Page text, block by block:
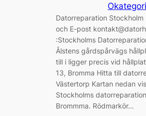
Datorreparation
och E-post
:Stockholms
Ålstens gårdspårvägs
till i ligger precis vid
13, Bromma Hitta till
Västertorp Kartan nedan
Stockholms
Brommma. Rödmarkör…